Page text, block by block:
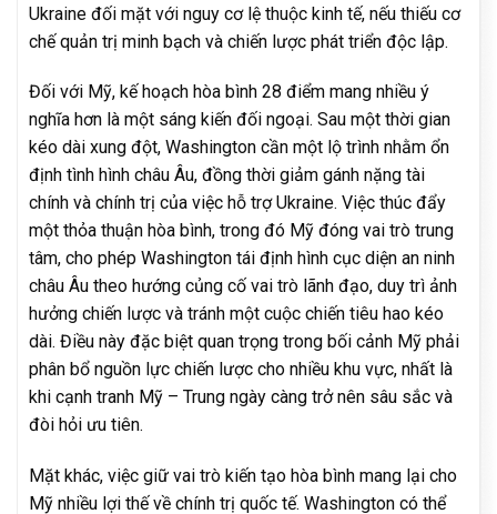
Ukraine đối mặt với nguy cơ lệ thuộc kinh tế, nếu thiếu cơ
chế quản trị minh bạch và chiến lược phát triển độc lập.
Đối với Mỹ, kế hoạch hòa bình 28 điểm mang nhiều ý
nghĩa hơn là một sáng kiến đối ngoại. Sau một thời gian
kéo dài xung đột, Washington cần một lộ trình nhằm ổn
định tình hình châu Âu, đồng thời giảm gánh nặng tài
chính và chính trị của việc hỗ trợ Ukraine. Việc thúc đẩy
một thỏa thuận hòa bình, trong đó Mỹ đóng vai trò trung
tâm, cho phép Washington tái định hình cục diện an ninh
châu Âu theo hướng củng cố vai trò lãnh đạo, duy trì ảnh
hưởng chiến lược và tránh một cuộc chiến tiêu hao kéo
dài. Điều này đặc biệt quan trọng trong bối cảnh Mỹ phải
phân bổ nguồn lực chiến lược cho nhiều khu vực, nhất là
khi cạnh tranh Mỹ – Trung ngày càng trở nên sâu sắc và
đòi hỏi ưu tiên.
Mặt khác, việc giữ vai trò kiến tạo hòa bình mang lại cho
Mỹ nhiều lợi thế về chính trị quốc tế. Washington có thể